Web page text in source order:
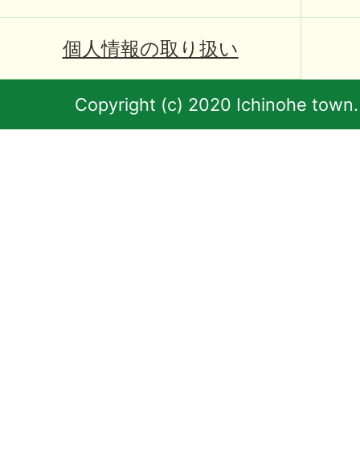
個人情報の取り扱い
Copyright (c) 2020 Ichinohe